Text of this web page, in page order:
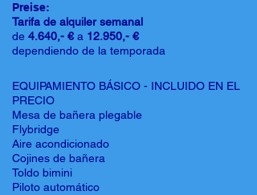
Preise:
Tarifa de alquiler semanal
de 4.640,- € a 12.950,- €
dependiendo de la temporada
EQUIPAMIENTO BÁSICO - INCLUIDO EN EL
PRECIO
Mesa de bañera plegable
Flybridge
Aire acondicionado
Cojines de bañera
Toldo bimini
Piloto automático